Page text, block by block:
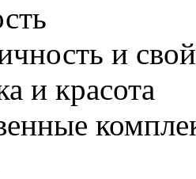
и
и красота